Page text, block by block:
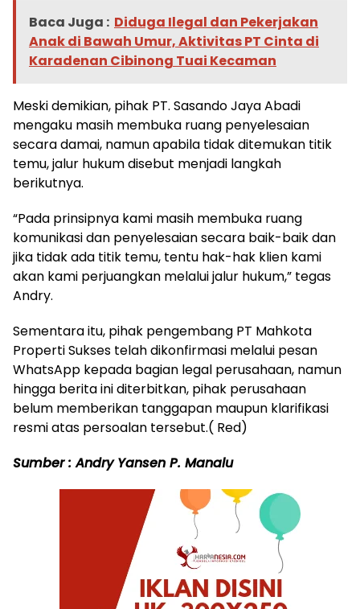
Baca Juga : Diduga Ilegal dan Pekerjakan
Anak di Bawah Umur, Aktivitas PT Cinta di
Karadenan Cibinong Tuai Kecaman
Meski demikian, pihak PT. Sasando Jaya Abadi
mengaku masih membuka ruang penyelesaian
secara damai, namun apabila tidak ditemukan titik
temu, jalur hukum disebut menjadi langkah
berikutnya.
“Pada prinsipnya kami masih membuka ruang
komunikasi dan penyelesaian secara baik-baik dan
jika tidak ada titik temu, tentu hak-hak klien kami
akan kami perjuangkan melalui jalur hukum,” tegas
Andry.
Sementara itu, pihak pengembang PT Mahkota
Properti Sukses telah dikonfirmasi melalui pesan
WhatsApp kepada bagian legal perusahaan, namun
hingga berita ini diterbitkan, pihak perusahaan
belum memberikan tanggapan maupun klarifikasi
resmi atas persoalan tersebut.( Red)
Sumber : Andry Yansen P. Manalu